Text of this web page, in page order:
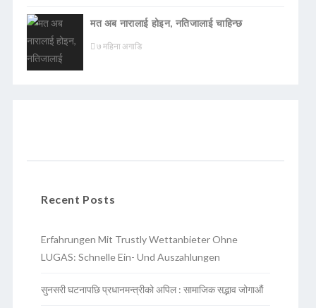
मत अब नारालाई होइन, नतिजालाई चाहिन्छ
७ महिना अगाडि
Recent Posts
Erfahrungen Mit Trustly Wettanbieter Ohne
LUGAS: Schnelle Ein- Und Auszahlungen
सुनसरी घटनापछि प्रधानमन्त्रीको अपिल : सामाजिक सद्भाव जोगाऔं